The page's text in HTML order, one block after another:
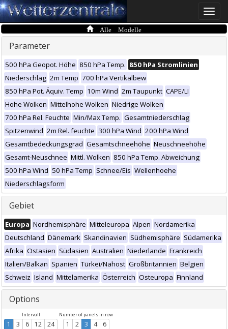
Toggle
Alle Modelle
Parameter
500 hPa Geopot. Höhe 850 hPa Temp. 850 hPa Stromlinien
Niederschlag 2m Temp 700 hPa Vertikalbew
850 hPa Pot. Äquiv. Temp 10m Wind 2m Taupunkt CAPE/LI
Hohe Wolken Mittelhohe Wolken Niedrige Wolken
700 hPa Rel. Feuchte Min/Max Temp. Gesamtniederschlag
Spitzenwind 2m Rel. feuchte 300 hPa Wind 200 hPa Wind
Gesamtbedeckungsgrad Gesamtschneehöhe Neuschneehöhe
Gesamt-Neuschnee Mittl. Wolken 850 hPa Temp. Abweichung
500 hPa Wind 50 hPa Temp Schnee/Eis Wellenhoehe
Niederschlagsform
Gebiet
Europa Nordhemisphäre Mitteleuropa Alpen Nordamerika
Deutschland Dänemark Skandinavien Südhemisphäre Südamerika
Afrika Ostasien Südasien Australien Niederlande Frankreich
Italien/Balkan Spanien Türkei/Nahost Großbritannien Belgien
Schweiz Island Mittelamerika Österreich Osteuropa Finnland
Options
Intervall
1 3 6 12 24
Number of panels in row
1 2 3 4 6